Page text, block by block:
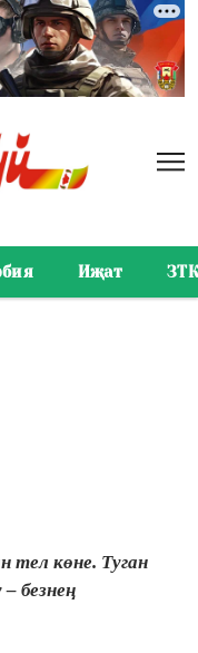
Иҗат ЗТК
тел көне. Туган
безнең